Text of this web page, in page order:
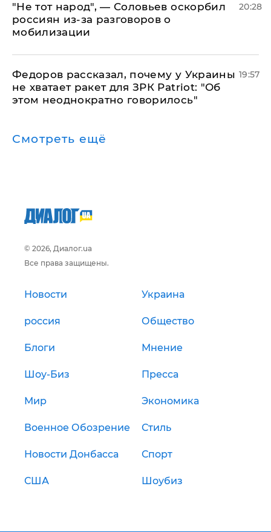
​"Не тот народ", — Соловьев оскорбил
россиян из-за разговоров о
мобилизации
20:28
Федоров рассказал, почему у Украины
не хватает ракет для ЗРК Patriot: "Об
этом неоднократно говорилось"
19:57
Смотреть ещё
© 2026, Диалог.ua
Все права защищены.
Новости Украина
россия Общество
Блоги Мнение
Шоу-Биз Пресса
Мир Экономика
Военное Обозрение Стиль
Новости Донбасса Спорт
США Шоубиз